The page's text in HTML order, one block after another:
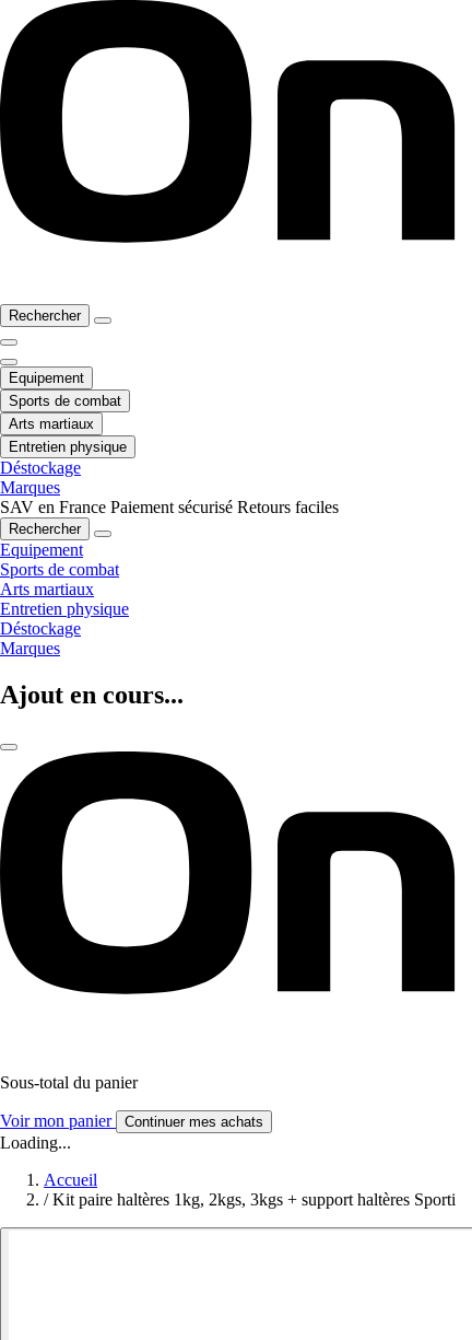
Rechercher
Equipement
Sports de combat
Arts martiaux
Entretien physique
Déstockage
Marques
SAV en France Paiement sécurisé Retours faciles
Rechercher
Equipement
Sports de combat
Arts martiaux
Entretien physique
Déstockage
Marques
Ajout en cours...
Sous-total du panier
Voir mon panier Continuer mes achats
Loading...
Accueil
/ Kit paire haltères 1kg, 2kgs, 3kgs + support haltères Sporti